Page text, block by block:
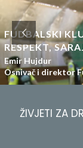
FUDBALSKI
RESPEKT,
Emir Hujdur
Osnivač i direktor
ŽIVJETI ZA